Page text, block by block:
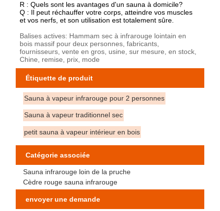
R : Quels sont les avantages d'un sauna à domicile?
Q : Il peut réchauffer votre corps, atteindre vos muscles
et vos nerfs, et son utilisation est totalement sûre.
Balises actives: Hammam sec à infrarouge lointain en
bois massif pour deux personnes, fabricants,
fournisseurs, vente en gros, usine, sur mesure, en stock,
Chine, remise, prix, mode
Étiquette de produit
Sauna à vapeur infrarouge pour 2 personnes
Sauna à vapeur traditionnel sec
petit sauna à vapeur intérieur en bois
Catégorie associée
Sauna infrarouge loin de la pruche
Cèdre rouge sauna infrarouge
envoyer une demande